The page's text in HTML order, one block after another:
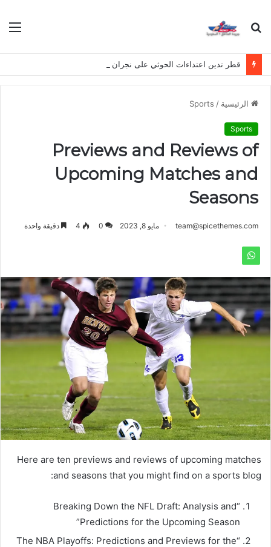
بحث
الرئيسية /
Sports
Sports
Previews and Reviews of
Upcoming Matches and
Seasons
team@spicethemes.com مايو 8, 2023 0
4 دقيقة واحدة
Here are ten previews and reviews of upcoming matches
and seasons that you might find on a sports blog:
“Breaking Down the NFL Draft: Analysis and
Predictions for the Upcoming Season”
“The NBA Playoffs: Predictions and Previews for the